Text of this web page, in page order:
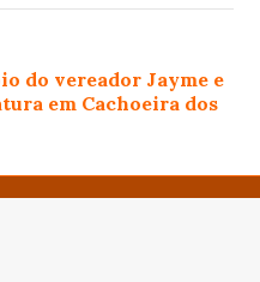
do vereador Jayme e
em Cachoeira dos